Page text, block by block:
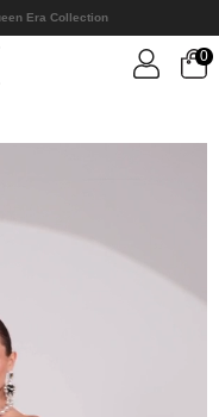
Era Collection
0